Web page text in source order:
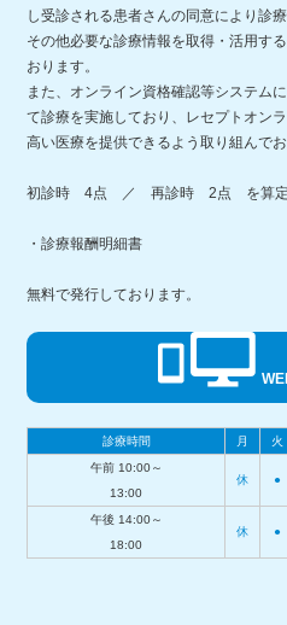
し受診される患者さんの同意により診
その他必要な診療情報を取得・活用す
おります。
また、オンライン資格確認等システム
て診療を実施しており、レセプトオン
高い医療を提供できるよう取り組んでお
初診時 4点 ／ 再診時 2点 を算定し
・診療報酬明細書
無料で発行しております。
診療時間 月 火
午前 10:00～
13:00
休 ●
午後 14:00～
18:00
休 ●